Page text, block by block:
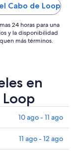
Cabo de Loop
24 horas para una
y la disponibilidad
más términos.
en
Loop
10 ago - 11 ago
11 ago - 12 ago